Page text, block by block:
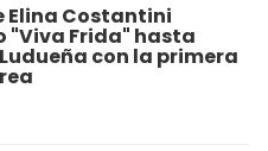
Elina Costantini
"Viva Frida" hasta
con la primera